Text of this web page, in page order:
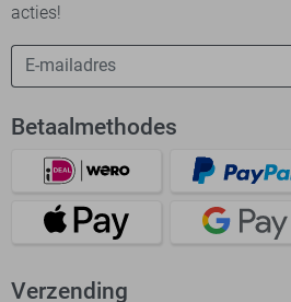
acties!
Betaalmethodes
Verzending